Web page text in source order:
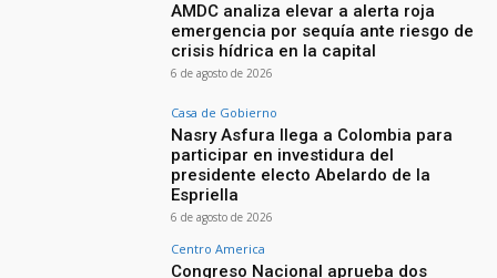
AMDC analiza elevar a alerta roja
emergencia por sequía ante riesgo de
crisis hídrica en la capital
6 de agosto de 2026
Casa de Gobierno
Nasry Asfura llega a Colombia para
participar en investidura del
presidente electo Abelardo de la
Espriella
6 de agosto de 2026
Centro America
Congreso Nacional aprueba dos